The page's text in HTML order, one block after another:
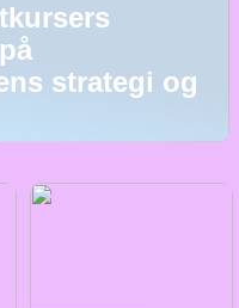
strategi og